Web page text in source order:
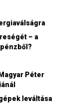
– a
Péter
leváltása